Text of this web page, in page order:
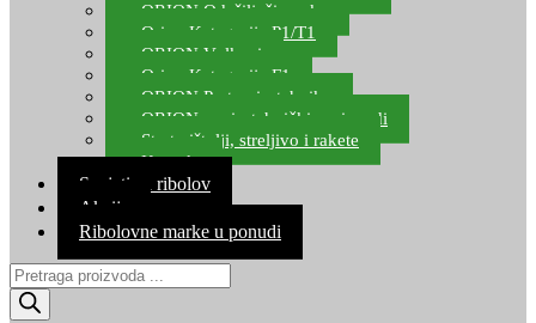
ORION Odašiljači zvuka
Orion Kategorija P1/T1
ORION Vulkani
Orion Kategorija F1
ORION Party pirotehnika
ORION nepirotehnički proizvodi
Start pištolji, streljivo i rakete
Kontakt
Savjeti za ribolov
Akcija
Ribolovne marke u ponudi
Products
search